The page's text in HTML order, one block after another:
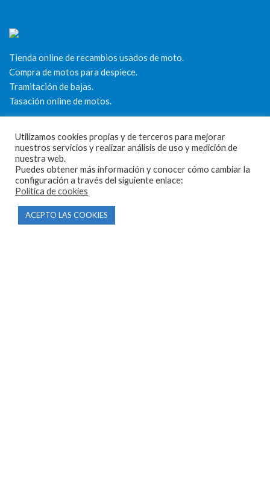
Tienda online de recambios usados de moto.
Compra de motos para despiece.
Tramitación de bajas.
Tasación online de motos.
CONTACTO
Utilizamos cookies propias y de terceros para mejorar
nuestros servicios y realizar análisis de uso y medición de
nuestra web.
Puedes obtener más información y conocer cómo cambiar la
configuración a través del siguiente enlace:
Política de cookies
ACEPTO LAS COOKIES